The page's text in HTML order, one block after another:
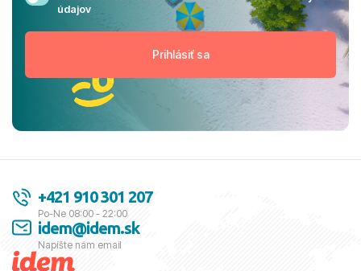
údajov
+421 910 301 207
Po-Ne 08:00 - 22:00
idem@idem.sk
Napíšte nám email